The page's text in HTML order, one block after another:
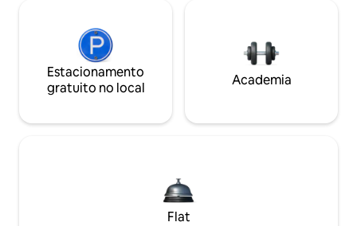
Estacionamento
gratuito no local
Academia
Flat